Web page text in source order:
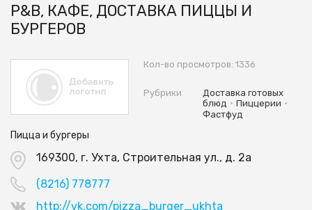
P&B, КАФЕ, ДОСТАВКА ПИЦЦЫ И
БУРГЕРОВ
Кол-во просмотров: 1336
Рубрики
Доставка готовых
блюд • Пиццерии •
Фастфуд
Пицца и бургеры
169300, г. Ухта, Строительная ул., д. 2а
(8216) 778777
http://vk.com/pizza_burger_ukhta